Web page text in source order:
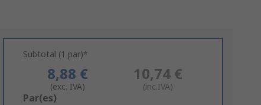
Subtotal (1 par)*
8,88 €
(exc. IVA)
10,74 €
(inc.IVA)
Add
Par(es)